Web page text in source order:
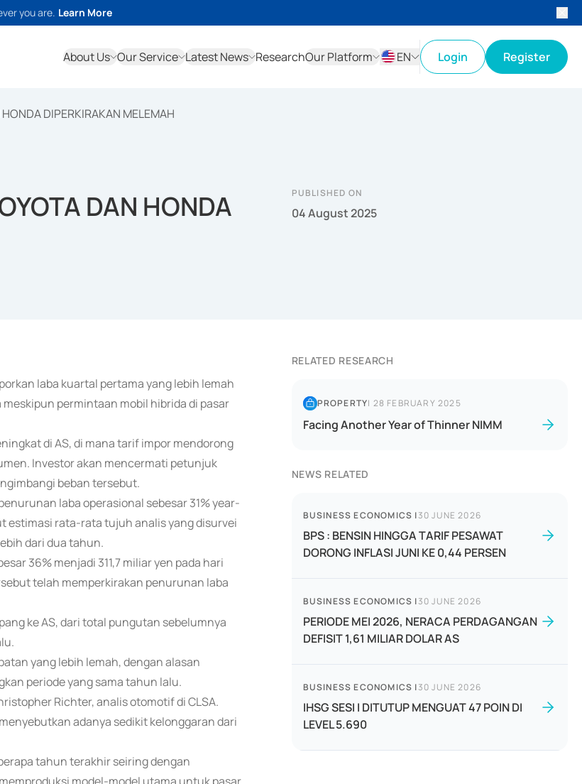
you are. Learn More
About Us Our Service Latest News ResearchOur Platform
EN
Login Register
DIPERKIRAKAN MELEMAH
DAN HONDA
PUBLISHED ON
04 August 2025
laba kuartal pertama yang lebih lemah
permintaan mobil hibrida di pasar
di AS, di mana tarif impor mendorong
Investor akan mencermati petunjuk
beban tersebut.
laba operasional sebesar 31% year-
estimasi rata-rata tujuh analis yang disurvei
dari dua tahun.
36% menjadi 311,7 miliar yen pada hari
telah memperkirakan penurunan laba
ke AS, dari total pungutan sebelumnya
yang lebih lemah, dengan alasan
periode yang sama tahun lalu.
Richter, analis otomotif di CLSA.
adanya sedikit kelonggaran dari
tahun terakhir seiring dengan
RELATED RESEARCH
PROPERTY| 28 FEBRUARY 2025
Facing Another Year of Thinner NIMM
NEWS RELATED
BUSINESS ECONOMICS |30 JUNE 2026
BPS : BENSIN HINGGA TARIF PESAWAT
DORONG INFLASI JUNI KE 0,44 PERSEN
BUSINESS ECONOMICS |30 JUNE 2026
PERIODE MEI 2026, NERACA PERDAGANGAN
DEFISIT 1,61 MILIAR DOLAR AS
BUSINESS ECONOMICS |30 JUNE 2026
IHSG SESI I DITUTUP MENGUAT 47 POIN DI
LEVEL 5.690